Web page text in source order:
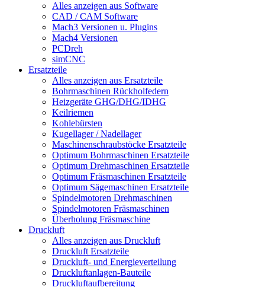
Alles anzeigen aus Software
CAD / CAM Software
Mach3 Versionen u. Plugins
Mach4 Versionen
PCDreh
simCNC
Ersatzteile
Alles anzeigen aus Ersatzteile
Bohrmaschinen Rückholfedern
Heizgeräte GHG/DHG/IDHG
Keilriemen
Kohlebürsten
Kugellager / Nadellager
Maschinenschraubstöcke Ersatzteile
Optimum Bohrmaschinen Ersatzteile
Optimum Drehmaschinen Ersatzteile
Optimum Fräsmaschinen Ersatzteile
Optimum Sägemaschinen Ersatzteile
Spindelmotoren Drehmaschinen
Spindelmotoren Fräsmaschinen
Überholung Fräsmaschine
Druckluft
Alles anzeigen aus Druckluft
Druckluft Ersatzteile
Druckluft- und Energieverteilung
Druckluftanlagen-Bauteile
Druckluftaufbereitung